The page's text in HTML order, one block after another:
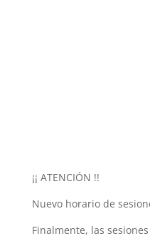
¡¡ ATENCIÓN !!
Nuevo horario de
Finalmente, las